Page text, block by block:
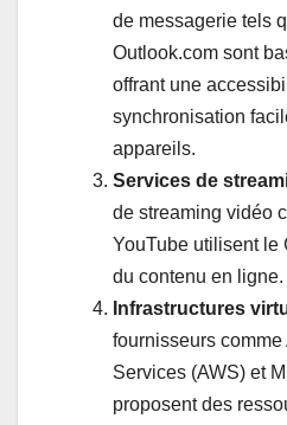
de messagerie tels
Outlook.com sont
offrant une
synchronisation
appareils.
Services de
de streaming vidéo
YouTube utilisent le
du contenu en ligne.
Infrastructures
fournisseurs
Services (AWS) et
proposent des